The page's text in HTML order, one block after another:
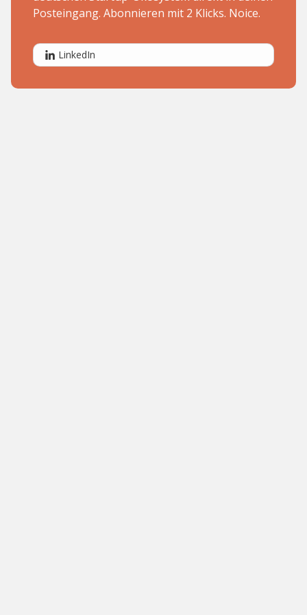
Posteingang. Abonnieren mit 2 Klicks. Noice.
LinkedIn